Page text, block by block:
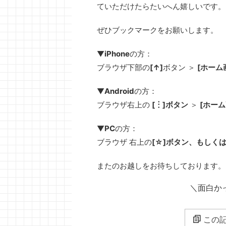
ていただけたらたいへん嬉しいです。
ぜひブックマークをお願いします。
▼iPhoneの方：
ブラウザ下部の[↑]ボタン ＞ [ホーム
▼Androidの方：
ブラウザ右上の [︙]ボタン ＞ [ホー
▼PCの方：
ブラウザ 右上の[☆]ボタン、もしくは
またのお越しをお待ちしております。
＼面白か
この